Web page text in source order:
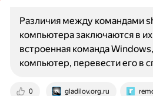
0 gladilov.org.ru
Различия между командами
компьютера заключаются в
встроенная команда
компьютер, перевести его в